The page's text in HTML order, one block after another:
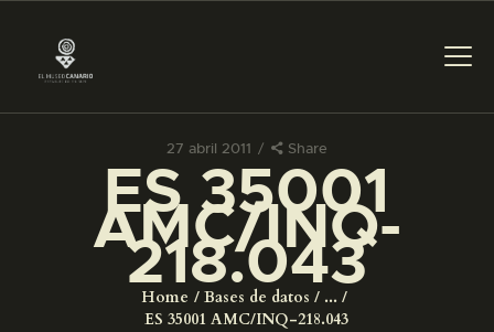
27 abril 2011 Share
ES 35001
AMC/INQ-
218.043
Home Bases de datos
...
ES 35001 AMC/INQ-218.043
PREPARAR LA VISITA
ACTIVIDADES